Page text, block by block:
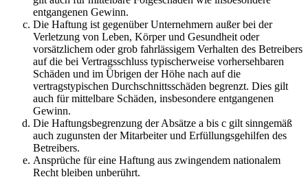
entgangenen Gewinn.
Die Haftung ist gegenüber Unternehmern außer bei der
Verletzung von Leben, Körper und Gesundheit oder
vorsätzlichem oder grob fahrlässigem Verhalten des Betreibers
auf die bei Vertragsschluss typischerweise vorhersehbaren
Schäden und im Übrigen der Höhe nach auf die
vertragstypischen Durchschnittsschäden begrenzt. Dies gilt
auch für mittelbare Schäden, insbesondere entgangenen
Gewinn.
Die Haftungsbegrenzung der Absätze a bis c gilt sinngemäß
auch zugunsten der Mitarbeiter und Erfüllungsgehilfen des
Betreibers.
Ansprüche für eine Haftung aus zwingendem nationalem
Recht bleiben unberührt.